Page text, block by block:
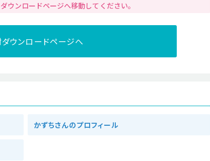
ウンロードページへ移動してください。
ウンロードページへ
かずちさんのプロフィール